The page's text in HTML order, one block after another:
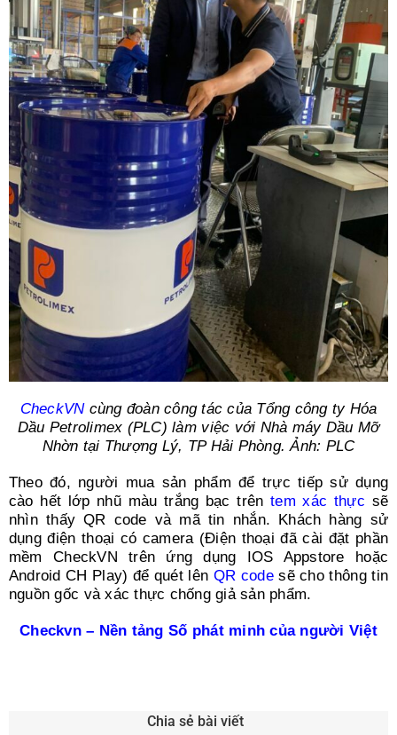
CheckVNcùng đoàn công tác của Tổng công ty Hóa
Dầu Petrolimex (PLC) làm việc với Nhà máy Dầu Mỡ
Nhờn tại Thượng Lý, TP Hải Phòng. Ảnh: PLC
Theo đó, người mua sản phẩm để trực tiếp sử dụng
cào hết lớp nhũ màu trắng bạc trêntem xác thực sẽ
nhìn thấy QR code và mã tin nhắn. Khách hàng sử
dụng điện thoại có camera (Điện thoại đã cài đặt phần
mềm CheckVN trên ứng dụng IOS Appstore hoặc
Android CH Play) để quét lên QR codesẽ cho thông tin
nguồn gốc và xác thực chống giả sản phẩm.
Checkvn – Nền tảng Số phát minh của người Việt
Chia sẻ bài viết